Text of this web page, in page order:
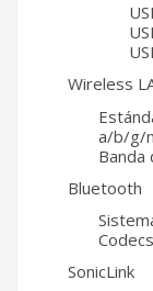
Wireless
a/b/g/
Banda
Bluetooth
SonicLink